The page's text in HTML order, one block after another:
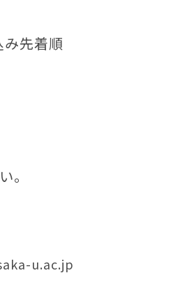
先着順
。
u.ac.jp